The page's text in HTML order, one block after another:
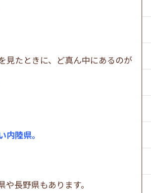
見たときに、ど真ん中にあるのが
内陸県。
や長野県もあります。